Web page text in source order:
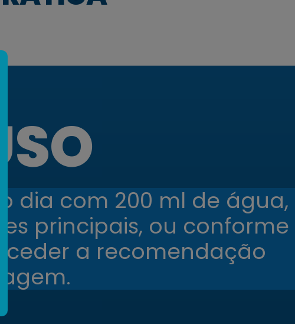
dia com 200 ml de água,
principais, ou conforme
a recomendação